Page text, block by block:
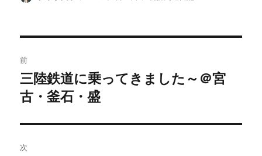
稿
ナ
ビ
ゲ
前
前
の
稿:
三陸鉄道に乗ってきました～＠宮
古・釜石・盛
次